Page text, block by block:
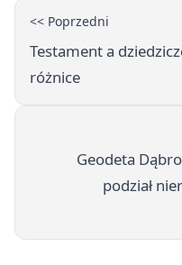
<< Poprzedni
Testament a
różnice
Geodeta
podział